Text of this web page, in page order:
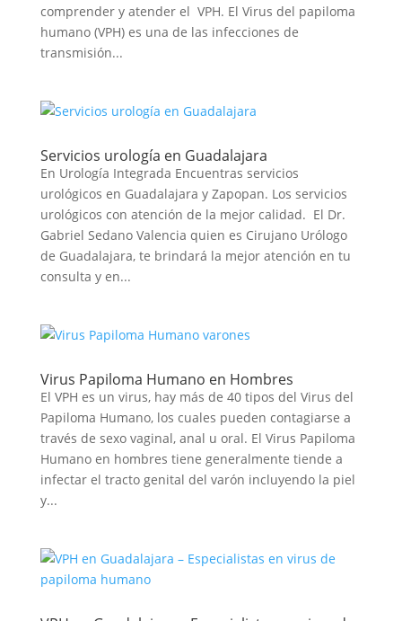
comprender y atender el VPH. El Virus del papiloma
humano (VPH) es una de las infecciones de
transmisión...
Servicios urología en Guadalajara
En Urología Integrada Encuentras servicios
urológicos en Guadalajara y Zapopan. Los servicios
urológicos con atención de la mejor calidad. El Dr.
Gabriel Sedano Valencia quien es Cirujano Urólogo
de Guadalajara, te brindará la mejor atención en tu
consulta y en...
Virus Papiloma Humano en Hombres
El VPH es un virus, hay más de 40 tipos del Virus del
Papiloma Humano, los cuales pueden contagiarse a
través de sexo vaginal, anal u oral. El Virus Papiloma
Humano en hombres tiene generalmente tiende a
infectar el tracto genital del varón incluyendo la piel
y...